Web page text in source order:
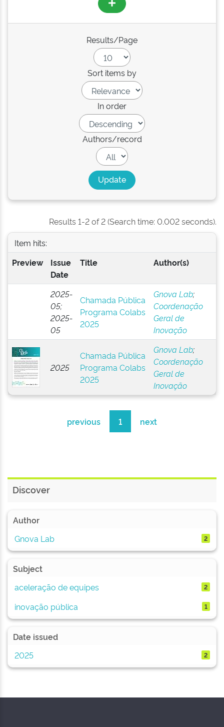
Results/Page
Sort items by
In order
Authors/record
Results 1-2 of 2 (Search time: 0.002 seconds).
Item hits:
Preview
Issue
Date
Title Author(s)
2025-
05;
2025-
05
Chamada Pública
Programa Colabs
2025
Gnova Lab;
Coordenação
Geral de
Inovação
2025
Chamada Pública
Programa Colabs
2025
Gnova Lab;
Coordenação
Geral de
Inovação
previous 1 next
Discover
Author
Gnova Lab
2
Subject
aceleração de equipes
2
inovação pública 1
Date issued
2025
2